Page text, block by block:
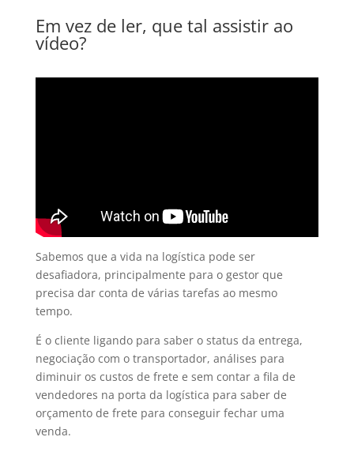
Em vez de ler, que tal assistir ao
vídeo?
Sabemos que a vida na logística pode ser
desafiadora, principalmente para o gestor que
precisa dar conta de várias tarefas ao mesmo
tempo.
É o cliente ligando para saber o status da entrega,
negociação com o transportador, análises para
diminuir os custos de frete e sem contar a fila de
vendedores na porta da logística para saber de
orçamento de frete para conseguir fechar uma
venda.